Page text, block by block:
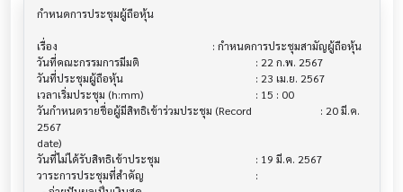
กำหนดการประชุมผู้ถือหุ้น
เรื่อง                                  			 : กำหนดการประชุมสามัญผู้ถือหุ้น
วันที่คณะกรรมการมีมติ                     			 : 22 ก.พ. 2567
วันที่ประชุมผู้ถือหุ้น                        			 : 23 เม.ย. 2567
เวลาเริ่มประชุม (h:mm)                   			 : 15 : 00
วันกำหนดรายชื่อผู้มีสิทธิเข้าร่วมประชุม (Record 			 : 20 มี.ค.
2567
date)
วันที่ไม่ได้รับสิทธิเข้าประชุม                			 : 19 มี.ค. 2567
วาระการประชุมที่สำคัญ                    			 :